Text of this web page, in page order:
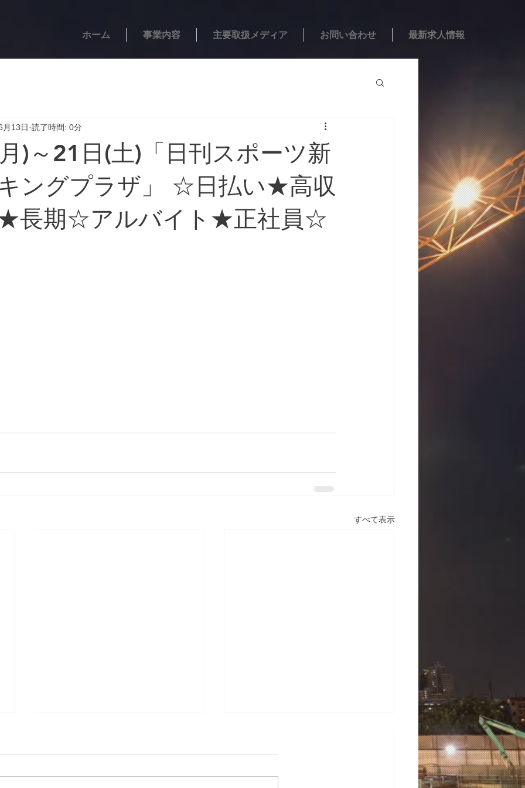
ホーム 事業内容 主要取扱メディア お問い合わせ 最新求人情報
)～21日(土)「日刊スポーツ新
ングプラザ」 ☆日払い★高収
長期☆アルバイト★正社員☆
月13日 読了時間: 0分
すべて表示